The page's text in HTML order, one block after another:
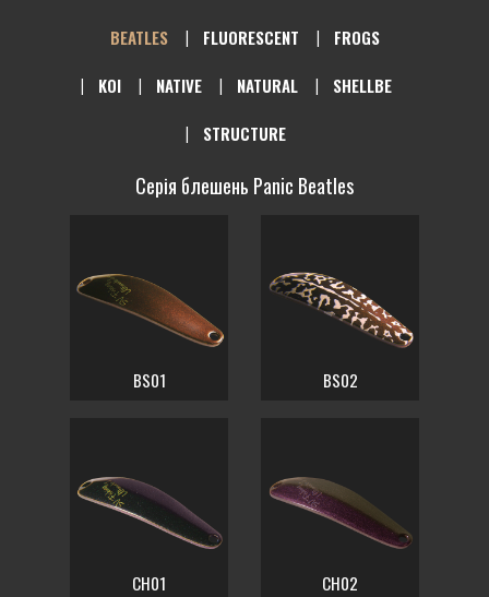
BEATLES FLUORESCENT
FROGS
KOI
NATIVE NATURAL
SHELLBE
STRUCTURE
Серія блешень Panic Beatles
BS01 BS02
CH01 CH02